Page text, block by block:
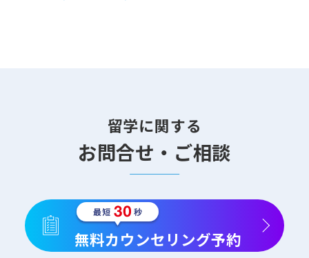
留学に関する
お問合せ・ご相談
無料カウンセリング予約